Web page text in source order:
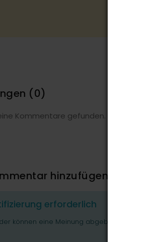
(0)
Kommentare gefunden.
hinzufügen
erforderlich
können eine Meinung abgeben oder